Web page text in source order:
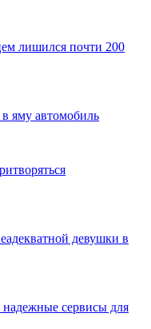
лишился почти 200
яму автомобиль
девушки в
сервисы для